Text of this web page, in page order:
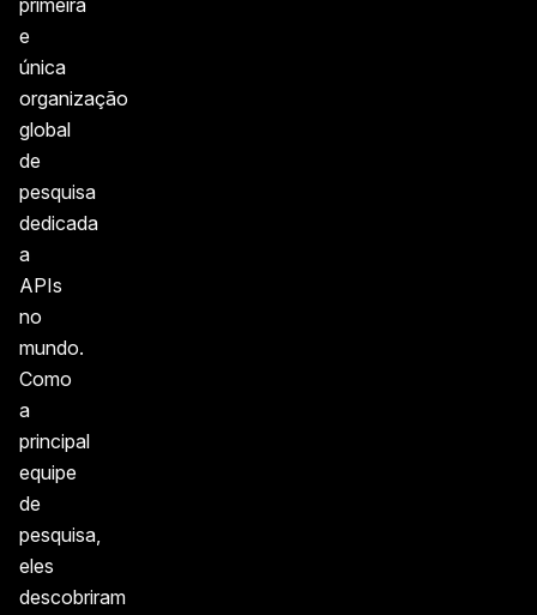
primeira
e
única
organização
global
de
pesquisa
dedicada
a
APIs
no
mundo.
Como
a
principal
equipe
de
pesquisa,
eles
descobriram